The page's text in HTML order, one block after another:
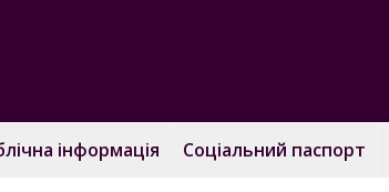
інформація Соціальний паспорт